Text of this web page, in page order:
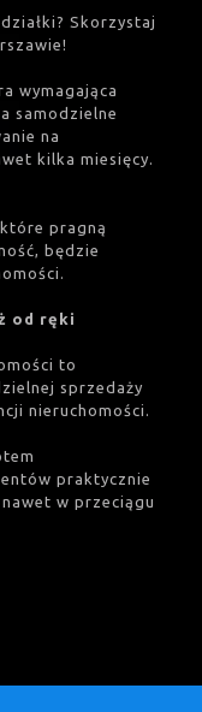
Skorzystaj
wymagająca
samodzielne
na
kilka miesięcy.
pragną
będzie
od ręki
to
sprzedaży
nieruchomości.
praktycznie
w przeciągu